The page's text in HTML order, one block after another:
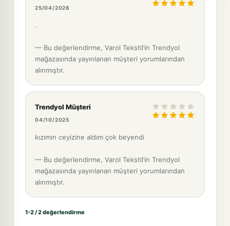
25/04/2026
.
— Bu değerlendirme, Varol Tekstil’in Trendyol
mağazasında yayınlanan müşteri yorumlarından
alınmıştır.
Trendyol Müşteri
04/10/2025
kızımın ceyizine aldım çok beyendi
— Bu değerlendirme, Varol Tekstil’in Trendyol
mağazasında yayınlanan müşteri yorumlarından
alınmıştır.
1-2 / 2 değerlendirme